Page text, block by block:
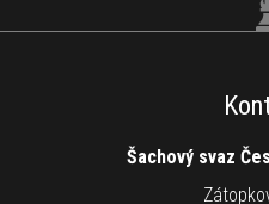
Šachový svaz